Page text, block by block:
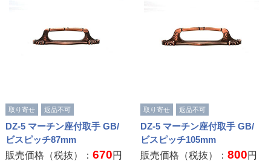
取り寄せ 返品不可
DZ-5 マーチン座付取手 GB/
ビスピッチ87mm
販売価格（税抜）： 670円
取り寄せ 返品不可
DZ-5 マーチン座付取手 GB/
ビスピッチ105mm
販売価格（税抜）：800円